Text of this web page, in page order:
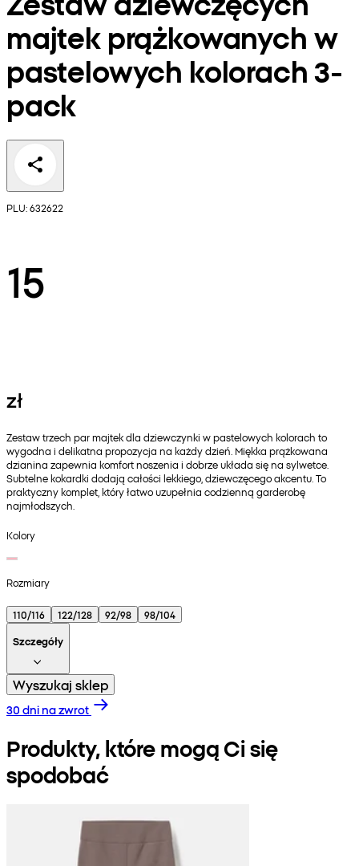
majtek prążkowanych w
pastelowych kolorach 3-
pack
PLU: 632622
15
zł
Zestaw trzech par majtek dla dziewczynki w pastelowych kolorach to
wygodna i delikatna propozycja na każdy dzień. Miękka prążkowana
dzianina zapewnia komfort noszenia i dobrze układa się na sylwetce.
Subtelne kokardki dodają całości lekkiego, dziewczęcego akcentu. To
praktyczny komplet, który łatwo uzupełnia codzienną garderobę
najmłodszych.
Kolory
Rozmiary
110/116 122/128 92/98
98/104
Szczegóły
Wyszukaj sklep
30 dni na zwrot
Produkty, które mogą Ci się
spodobać